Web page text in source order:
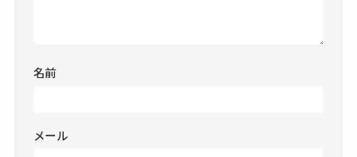
名前
メール